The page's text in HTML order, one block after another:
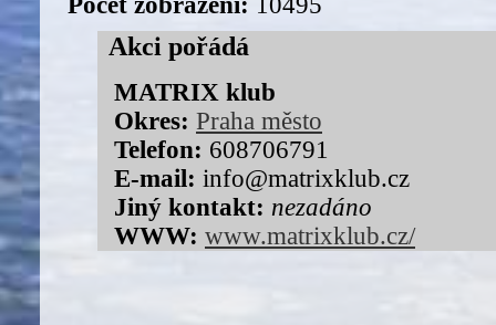
Akci pořádá
MATRIX klub
Okres: Praha město
Telefon: 608706791
E-mail: info@matrixklub.cz
Jiný kontakt: nezadáno
WWW: www.matrixklub.cz/